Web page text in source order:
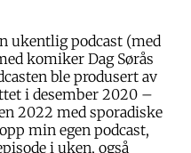
ukentlig podcast (med
komiker Dag Sørås
ble produsert av
i desember 2020 –
2022 med sporadiske
min egen podcast,
i uken, også